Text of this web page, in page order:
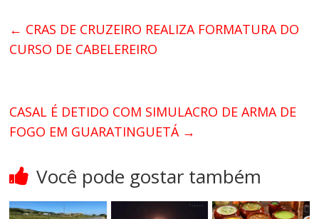
← CRAS DE CRUZEIRO REALIZA FORMATURA DO
CURSO DE CABELEREIRO
CASAL É DETIDO COM SIMULACRO DE ARMA DE
FOGO EM GUARATINGUETÁ →
Você pode gostar também